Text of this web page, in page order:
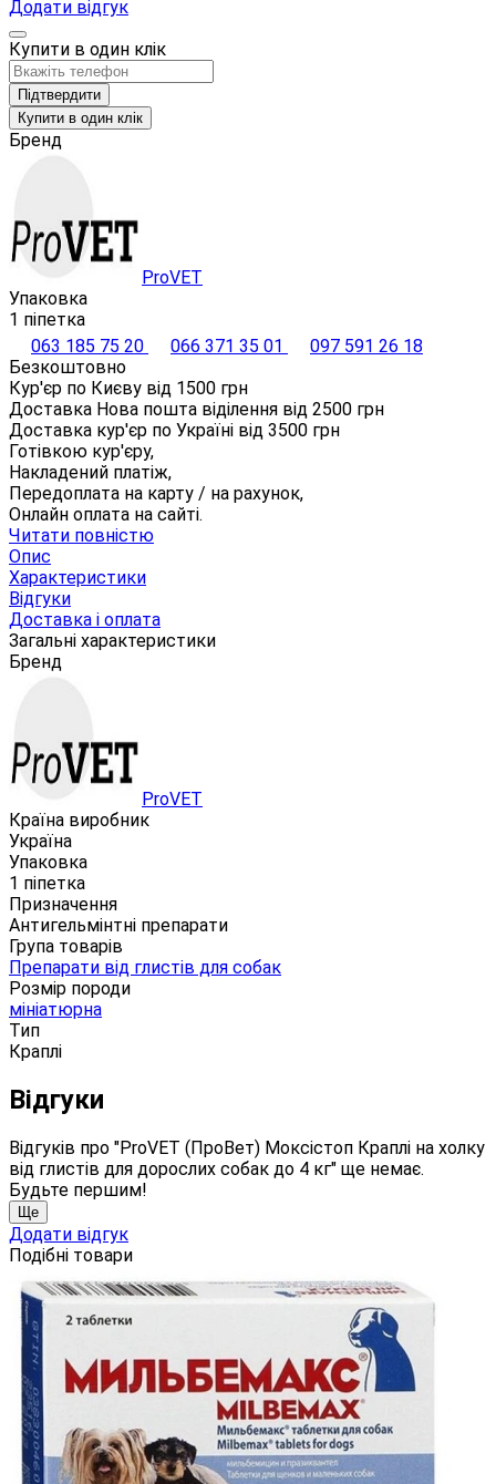
Додати відгук
Купити в один клік
Підтвердити
Купити в один клік
Бренд
ProVET
Упаковка
1 піпетка
063 185 75 20
066 371 35 01
097 591 26 18
Безкоштовно
Кур'єр по Києву від 1500 грн
Доставка Нова пошта віділення від 2500 грн
Доставка кур'єр по Україні від 3500 грн
Готівкою кур'єру,
Накладений платіж,
Передоплата на карту / на рахунок,
Онлайн оплата на сайті.
Читати повністю
Опис
Характеристики
Відгуки
Доставка і оплата
Загальні характеристики
Бренд
ProVET
Країна виробник
Україна
Упаковка
1 піпетка
Призначення
Антигельмінтні препарати
Група товарів
Препарати від глистів для собак
Розмір породи
мініатюрна
Тип
Краплі
Відгуки
Відгуків про "ProVET (ПроВет) Моксістоп Краплі на холку
від глистів для дорослих собак до 4 кг" ще немає.
Будьте першим!
Ще
Додати відгук
Подібні товари